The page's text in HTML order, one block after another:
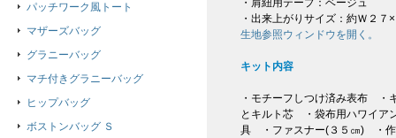
・出来上がりサイズ：約Ｗ２７
生地参照ウィンドウを開く。
キット内容
・モチーフしつけ済み表布
とキルト芯 ・袋布用ハワイ
具 ・ファスナー(３５㎝) ・
パッチワーク風トート
マザーズバッグ
グラニーバッグ
マチ付きグラニーバッグ
ヒップバッグ
ボストンバッグ Ｓ